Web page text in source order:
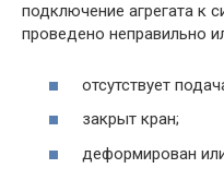
подключение агрегата к
проведено неправильно
отсутствует
закрыт кран;
деформирован